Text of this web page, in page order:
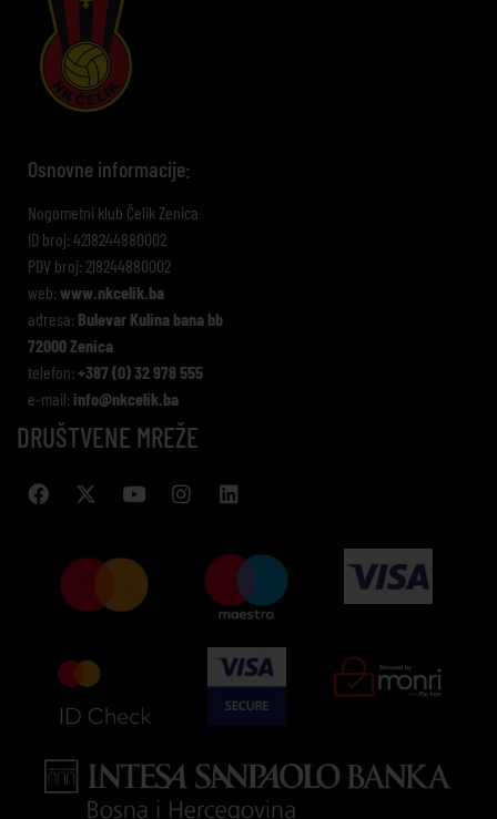
Osnovne informacije:
Nogometni klub Čelik Zenica
ID broj: 4218244880002
PDV broj: 218244880002
web: www.nkcelik.ba
adresa: Bulevar Kulina bana bb
72000 Zenica
telefon: +387 (0) 32 978 555
e-mail: info@nkcelik.ba
DRUŠTVENE MREŽE